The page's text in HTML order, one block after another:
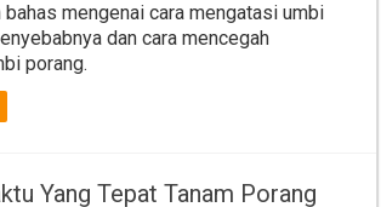
bahas mengenai cara mengatasi umbi
dan cara mencegah
porang.
Yang Tepat Tanam Porang